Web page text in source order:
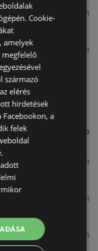
21,83 km
27,8 km
üzletek a
TÁVOLSÁG
0,27 km
2,55 km
3,26 km
Cookie-
amelyek
megfelelő
származó
elérés
hirdetések
a
felek